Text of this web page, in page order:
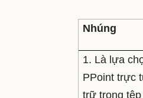
Nhúng
1. Là lựa
PPoint trực
trữ trong